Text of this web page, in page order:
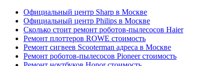
Официальный центр Sharp в Москве
Официальный центр Philips в Москве
Сколько стоит ремонт роботов-пылесосов Haier
Ремонт плоттеров ROWE стоимость
Ремонт сигвеев Scooterman адреса в Москве
Ремонт роботов-пылесосов Pioneer стоимость